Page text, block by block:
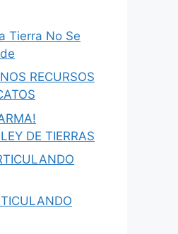
Tierra No Se
RECURSOS
DE TIERRAS